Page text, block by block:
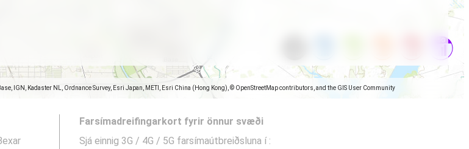
IGN, Kadaster NL, Ordnance Survey, Esri Japan, METI, Esri China (Hong Kong), © OpenStreetMap contributors, and the GIS User Community
Farsímadreifingarkort fyrir önnur svæði
Sjá einnig 3G / 4G / 5G farsímaútbreiðsluna í :